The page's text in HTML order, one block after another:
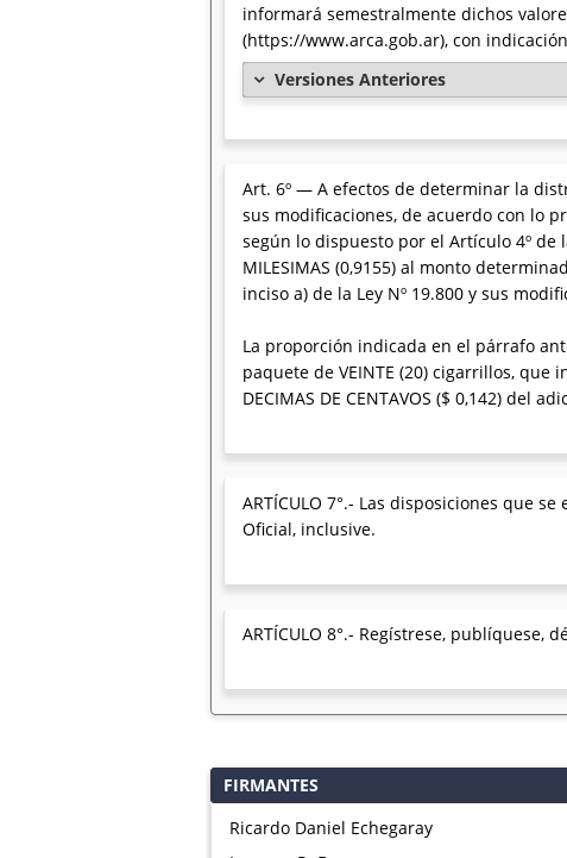
informará semestralmente dichos
(https://www.arca.gob.ar), con
Versiones Anteriores
Art. 6º — A efectos de determinar la
sus modificaciones, de acuerdo con lo
según lo dispuesto por el Artículo 4º de
MILESIMAS (0,9155) al monto
inciso a) de la Ley Nº 19.800 y sus
La proporción indicada en el párrafo
paquete de VEINTE (20) cigarrillos, que
DECIMAS DE CENTAVOS ($ 0,142) del
ARTÍCULO 7°.- Las disposiciones que
Oficial, inclusive.
ARTÍCULO 8°.- Regístrese, publíquese,
FIRMANTES
Ricardo Daniel Echegaray